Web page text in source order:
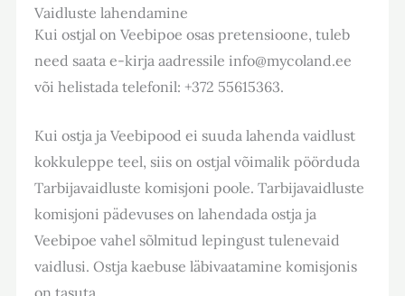
Vaidluste lahendamine
Kui ostjal on Veebipoe osas pretensioone, tuleb
need saata e-kirja aadressile info@mycoland.ee
või helistada telefonil: +372 55615363.
Kui ostja ja Veebipood ei suuda lahenda vaidlust
kokkuleppe teel, siis on ostjal võimalik pöörduda
Tarbijavaidluste komisjoni poole. Tarbijavaidluste
komisjoni pädevuses on lahendada ostja ja
Veebipoe vahel sõlmitud lepingust tulenevaid
vaidlusi. Ostja kaebuse läbivaatamine komisjonis